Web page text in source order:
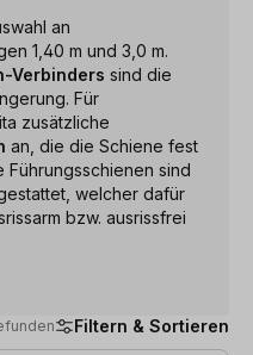
an
1,40 m und 3,0 m.
Verbinders sind die
Für
zusätzliche
an, die die Schiene fest
Führungsschienen sind
welcher dafür
bzw. ausrissfrei
Filtern & Sortieren